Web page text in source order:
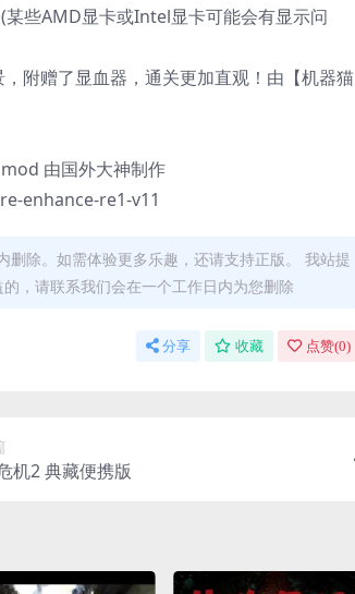
些AMD显卡或Intel显卡可能会有显示问
附赠了显血器，通关更加直观！由【机器猫
由国外大神制作
enhance-re1-v11
除。如需体验更多乐趣，还请支持正版。 我站提
，请联系我们会在一个工作日内为您删除
分享 收藏 点赞(0)
机2 典藏便携版